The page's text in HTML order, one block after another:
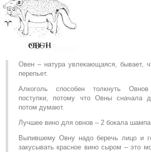
Овен – натура увлекающаяся, бывает,
перепьет.
Алкоголь способен толкнуть
поступки, потому что Овны сначала
потом думают.
Лучшее вино для овнов – 2 бокала
Выпившему Овну надо беречь лицо и
закусывать красное вино сыром – это